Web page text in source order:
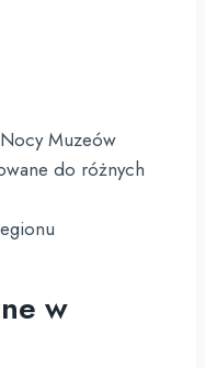
Muzeów
do różnych
w